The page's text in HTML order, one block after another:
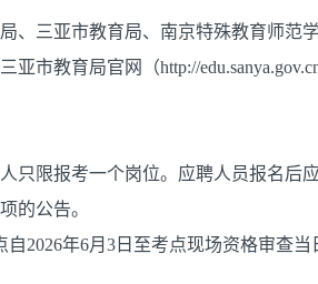
、三亚市教育局、南京特殊教育师范
市教育局官网（http://
只限报考一个岗位。应聘人员报名后
的公告。
2026年6月3日至考点现场资格审查当